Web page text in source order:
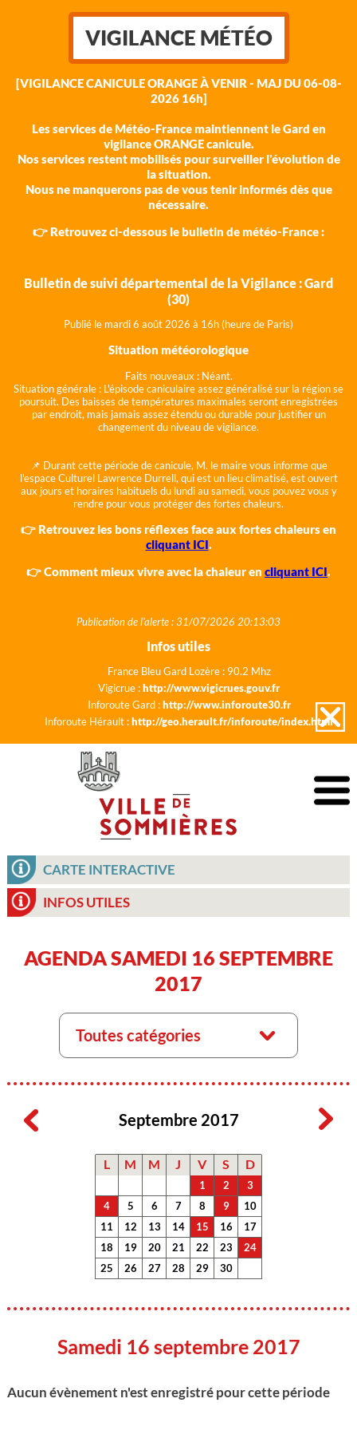
VIGILANCE MÉTÉO
[VIGILANCE CANICULE ORANGE À VENIR - MAJ DU 06-08-
2026 16h]
Les services de Météo-France maintiennent le Gard en
vigilance ORANGE canicule.
Nos services restent mobilisés pour surveiller l'évolution de
la situation.
Nous ne manquerons pas de vous tenir informés dès que
nécessaire.
👉 Retrouvez ci-dessous le bulletin de météo-France :
Bulletin de suivi départemental de la Vigilance : Gard
(30)
Publié le mardi 6 août 2026 à 16h (heure de Paris)
Situation météorologique
Faits nouveaux : Néant.
Situation générale : L'épisode caniculaire assez généralisé sur la région se
poursuit. Des baisses de températures maximales seront enregistrées
par endroit, mais jamais assez étendu ou durable pour justifier un
changement du niveau de vigilance.
📌 Durant cette période de canicule, M. le maire vous informe que
l'espace Culturel Lawrence Durrell, qui est un lieu climatisé, est ouvert
aux jours et horaires habituels du lundi au samedi, vous pouvez vous y
rendre pour vous protéger des fortes chaleurs.
👉 Retrouvez les bons réflexes face aux fortes chaleurs en
cliquant ICI.
👉 Comment mieux vivre avec la chaleur en cliquant ICI.
Publication de l'alerte : 31/07/2026 20:13:03
Infos utiles
France Bleu Gard Lozère : 90.2 Mhz
Vigicrue :http://www.vigicrues.gouv.fr
Inforoute Gard :http://www.inforoute30.fr
Inforoute Hérault :http://geo.herault.fr/inforoute/index.html
CARTE INTERACTIVE
INFOS UTILES
AGENDA SAMEDI 16 SEPTEMBRE
2017
Toutes catégories
Septembre 2017
L M M J V S D
1 2
3
4
5 6 7 8 9
10
11
12 13 14 15 16
17
18
19 20 21 22 23
24
25
26 27 28 29 30
Samedi 16 septembre 2017
Aucun évènement n'est enregistré pour cette période